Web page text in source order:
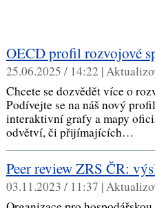
OECD profil rozvojové
25.06.2025 / 14:22 |
Chcete se dozvědět více o
Podívejte se na náš nový
interaktivní grafy a mapy
odvětví, či přijímajících…
Peer review ZRS ČR:
03.11.2023 / 11:37 |